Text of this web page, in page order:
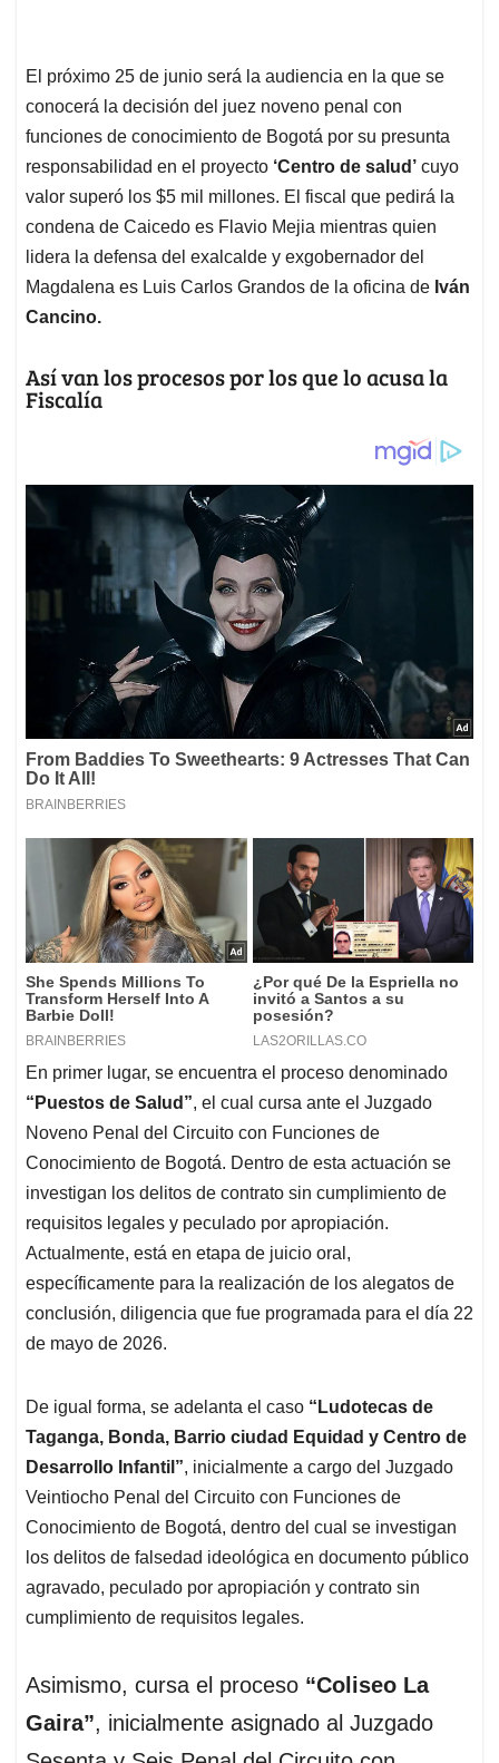
El próximo 25 de junio será la audiencia en la que se
conocerá la decisión del juez noveno penal con
funciones de conocimiento de Bogotá por su presunta
responsabilidad en el proyecto ‘Centro de salud’ cuyo
valor superó los $5 mil millones. El fiscal que pedirá la
condena de Caicedo es Flavio Mejia mientras quien
lidera la defensa del exalcalde y exgobernador del
Magdalena es Luis Carlos Grandos de la oficina de Iván
Cancino.
Así van los procesos por los que lo acusa la
Fiscalía
En primer lugar, se encuentra el proceso denominado
“Puestos de Salud”, el cual cursa ante el Juzgado
Noveno Penal del Circuito con Funciones de
Conocimiento de Bogotá. Dentro de esta actuación se
investigan los delitos de contrato sin cumplimiento de
requisitos legales y peculado por apropiación.
Actualmente, está en etapa de juicio oral,
específicamente para la realización de los alegatos de
conclusión, diligencia que fue programada para el día 22
de mayo de 2026.
De igual forma, se adelanta el caso “Ludotecas de
Taganga, Bonda, Barrio ciudad Equidad y Centro de
Desarrollo Infantil”, inicialmente a cargo del Juzgado
Veintiocho Penal del Circuito con Funciones de
Conocimiento de Bogotá, dentro del cual se investigan
los delitos de falsedad ideológica en documento público
agravado, peculado por apropiación y contrato sin
cumplimiento de requisitos legales.
Asimismo, cursa el proceso “Coliseo La
Gaira”, inicialmente asignado al Juzgado